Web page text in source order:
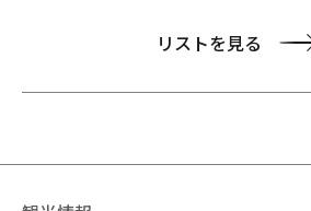
リストを見る